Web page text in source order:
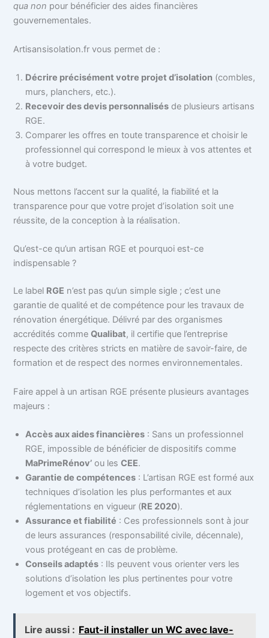
qua non pour bénéficier des aides financières
gouvernementales.
Artisansisolation.fr vous permet de :
Décrire précisément votre projet d’isolation (combles,
murs, planchers, etc.).
Recevoir des devis personnalisés de plusieurs artisans
RGE.
Comparer les offres en toute transparence et choisir le
professionnel qui correspond le mieux à vos attentes et
à votre budget.
Nous mettons l’accent sur la qualité, la fiabilité et la
transparence pour que votre projet d’isolation soit une
réussite, de la conception à la réalisation.
Qu’est-ce qu’un artisan RGE et pourquoi est-ce
indispensable ?
Le label RGE n’est pas qu’un simple sigle ; c’est une
garantie de qualité et de compétence pour les travaux de
rénovation énergétique. Délivré par des organismes
accrédités commeQualibat, il certifie que l’entreprise
respecte des critères stricts en matière de savoir-faire, de
formation et de respect des normes environnementales.
Faire appel à un artisan RGE présente plusieurs avantages
majeurs :
Accès aux aides financières : Sans un professionnel
RGE, impossible de bénéficier de dispositifs comme
MaPrimeRénov’ ou lesCEE.
Garantie de compétences : L’artisan RGE est formé aux
techniques d’isolation les plus performantes et aux
réglementations en vigueur (RE 2020).
Assurance et fiabilité : Ces professionnels sont à jour
de leurs assurances (responsabilité civile, décennale),
vous protégeant en cas de problème.
Conseils adaptés : Ils peuvent vous orienter vers les
solutions d’isolation les plus pertinentes pour votre
logement et vos objectifs.
Lire aussi : Faut-il installer un WC avec lave-